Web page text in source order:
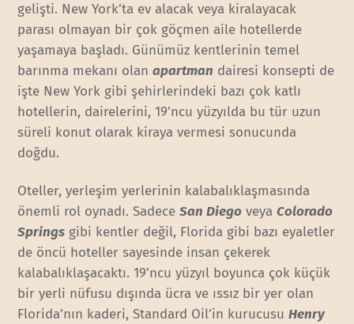
gelişti. New York’ta ev alacak veya kiralayacak
parası olmayan bir çok göçmen aile hotellerde
yaşamaya başladı. Günümüz kentlerinin temel
barınma mekanı olanapartman dairesi konsepti de
işte New York gibi şehirlerindeki bazı çok katlı
hotellerin, dairelerini, 19’ncu yüzyılda bu tür uzun
süreli konut olarak kiraya vermesi sonucunda
doğdu.
Oteller, yerleşim yerlerinin kalabalıklaşmasında
önemli rol oynadı. SadeceSan Diego veyaColorado
Springs gibi kentler değil, Florida gibi bazı eyaletler
de öncü hoteller sayesinde insan çekerek
kalabalıklaşacaktı. 19’ncu yüzyıl boyunca çok küçük
bir yerli nüfusu dışında ücra ve ıssız bir yer olan
Florida’nın kaderi, Standard Oil’in kurucusuHenry